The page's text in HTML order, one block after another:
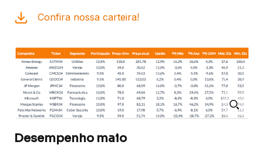
Confira nossa carteira!
Desempenho maio